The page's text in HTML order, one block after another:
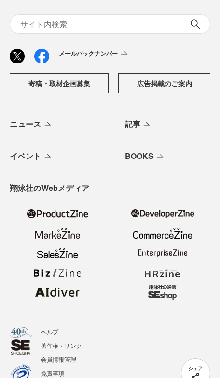
シェア
メールバックナンバー
寄稿・取材企画募集 広告掲載のご案内
ニュース 記事
イベント BOOKS
翔泳社のWebメディア
ヘルプ
著作権・リンク
会員情報管理
免責事項